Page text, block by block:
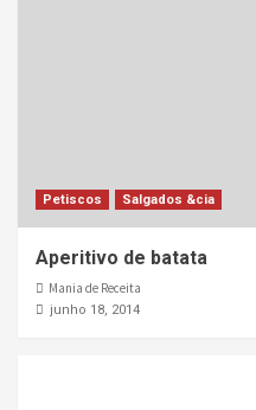
Petiscos Salgados &cia
Aperitivo de batata
Mania de Receita
junho 18, 2014